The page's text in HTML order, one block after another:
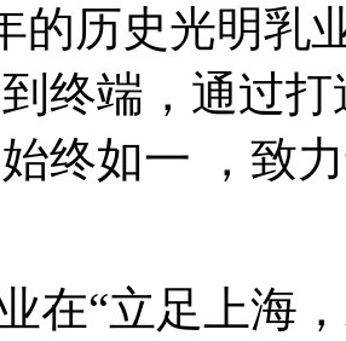
的历史光明乳
到终端，通过
终如一 ，致
在“立足上海